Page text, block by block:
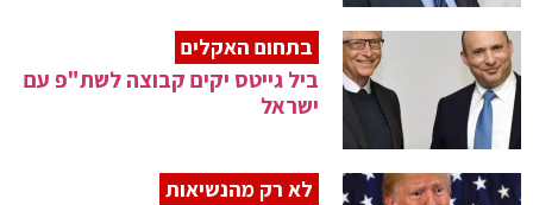
בתחום האקלים
ביל גייטס יקים קבוצה לשת"פ עם
ישראל
לא רק מהנשיאות